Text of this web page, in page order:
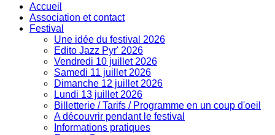
Accueil
Association et contact
Festival
Une idée du festival 2026
Edito Jazz Pyr' 2026
Vendredi 10 juillet 2026
Samedi 11 juillet 2026
Dimanche 12 juillet 2026
Lundi 13 juillet 2026
Billetterie / Tarifs / Programme en un coup d'oeil
A découvrir pendant le festival
Informations pratiques